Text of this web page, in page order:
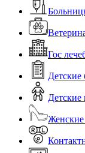
Гос
Детские
Женские